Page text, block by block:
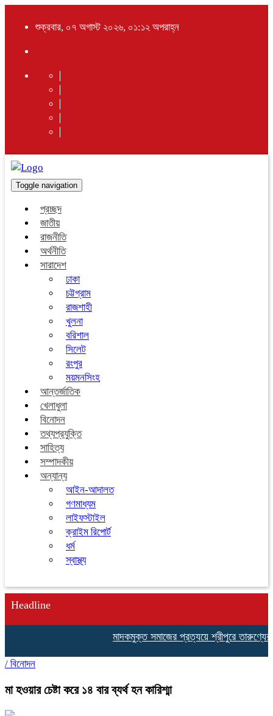
শুক্রবার, ০৭ অগাস্ট ২০২৬, ০১:১২ অপরাহ্ন
Toggle navigation
প্রচ্ছদ
জাতীয়
রাজনীতি
অর্থনীতি
সারাদেশ
ঢাকা
চট্টগ্রাম
রাজশাহী
খুলনা
বরিশাল
সিলেট
রংপুর
ময়মনসিংহ
আন্তর্জাতিক
খেলাধুলা
বিনোদন
তথ্যপ্রযুক্তি
সাহিত্য
সম্পাদকীয়
অন্যান্য
আইন-আদালত
গণমাধ্যম
লাইফস্টাইল
ক্রাইম রিপোর্ট
ধর্ম
স্বাস্থ্য
Headline
মাদকমুক্ত সমাজের প্রত্যয়ে শ্রীপুরে তারুণ্যের
/ বিনোদন
মা হওয়ার চেষ্টা করে ১৪ বার ব্যর্থ হন কারিশ্মা